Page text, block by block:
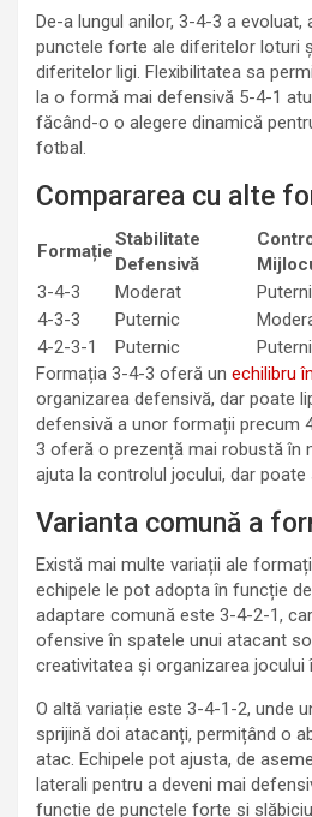
De-a lungul anilor, 3-4-3 a evoluat,
punctele forte ale diferitelor loturi
diferitelor ligi. Flexibilitatea sa
la o formă mai defensivă 5-4-1
făcând-o o alegere dinamică
fotbal.
Compararea cu alte
Formație
Stabilitate
Defensivă
3-4-3
Moderat
4-3-3
Puternic
4-2-3-1
Puternic
Formația 3-4-3 oferă un echilibru în
organizarea defensivă, dar poate
defensivă a unor formații precum
3 oferă o prezență mai robustă în
ajuta la controlul jocului, dar
Varianta comună a
Există mai multe variații ale
echipele le pot adopta în funcție
adaptare comună este 3-4-2-1,
ofensive în spatele unui atacant
creativitatea și organizarea jocului
O altă variație este 3-4-1-2, unde
sprijină doi atacanți, permițând o
atac. Echipele pot ajusta, de
laterali pentru a deveni mai
funcție de punctele forte și